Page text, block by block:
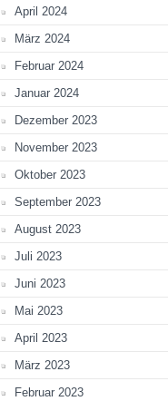
April 2024
März 2024
Februar 2024
Januar 2024
Dezember 2023
November 2023
Oktober 2023
September 2023
August 2023
Juli 2023
Juni 2023
Mai 2023
April 2023
März 2023
Februar 2023